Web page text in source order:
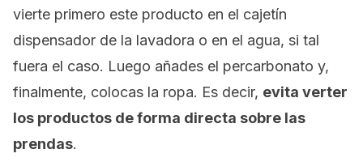
vierte primero este producto en el cajetín
dispensador de la lavadora o en el agua, si tal
fuera el caso. Luego añades el percarbonato y,
finalmente, colocas la ropa. Es decir, evita verter
los productos de forma directa sobre las
prendas.